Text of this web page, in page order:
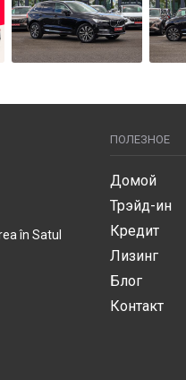
în Satul
ПОЛЕЗНОЕ
Домой
Трэйд-ин
Кредит
Лизинг
Блог
Контакт